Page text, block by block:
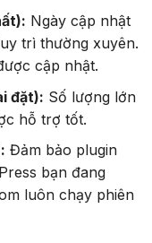
Ngày cập nhật
trì thường xuyên.
cập nhật.
đặt): Số lượng lớn
hỗ trợ tốt.
Đảm bảo plugin
bạn đang
luôn chạy phiên